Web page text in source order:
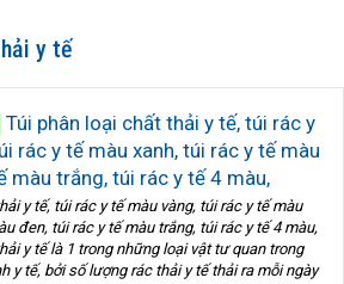
y tế
Túi phân loại chất thải y tế, túi rác y
rác y tế màu xanh, túi rác y tế màu
màu trắng, túi rác y tế 4 màu,
y tế, túi rác y tế màu vàng, túi rác y tế màu
đen, túi rác y tế màu trắng, túi rác y tế 4 màu,
y tế là 1 trong những loại vật tư quan trong
y tế, bởi số lượng rác thải y tế thải ra mỗi ngày